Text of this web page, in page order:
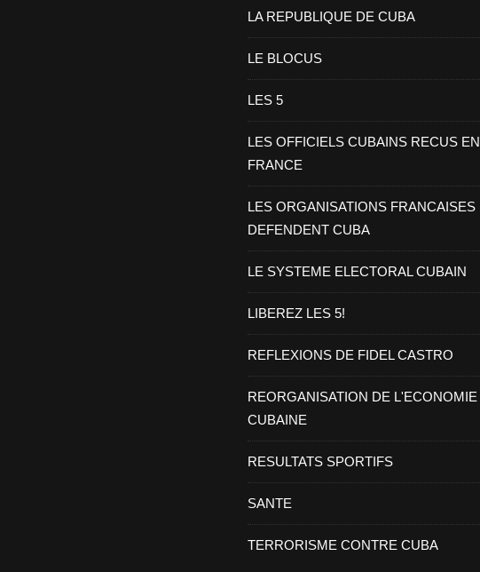
LA REPUBLIQUE DE CUBA
LE BLOCUS
LES 5
LES OFFICIELS CUBAINS RECUS EN
FRANCE
LES ORGANISATIONS FRANCAISES
DEFENDENT CUBA
LE SYSTEME ELECTORAL CUBAIN
LIBEREZ LES 5!
REFLEXIONS DE FIDEL CASTRO
REORGANISATION DE L'ECONOMIE
CUBAINE
RESULTATS SPORTIFS
SANTE
TERRORISME CONTRE CUBA